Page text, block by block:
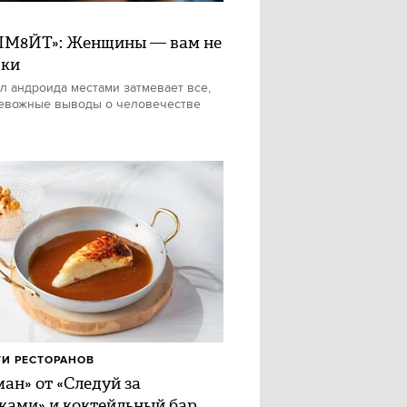
Женщины — вам не
андроида местами затмевает все,
выводы о человечестве
от «Следуй за
РЕСТОРАНОВ